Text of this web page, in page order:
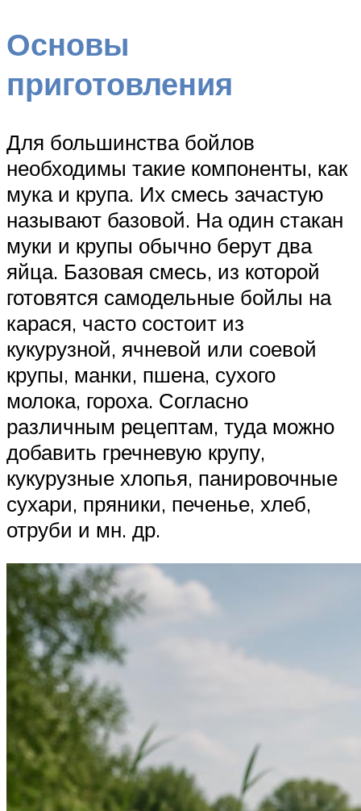
Основы
приготовления
Для большинства бойлов
необходимы такие компоненты, как
мука и крупа. Их смесь зачастую
называют базовой. На один стакан
муки и крупы обычно берут два
яйца. Базовая смесь, из которой
готовятся самодельные бойлы на
карася, часто состоит из
кукурузной, ячневой или соевой
крупы, манки, пшена, сухого
молока, гороха. Согласно
различным рецептам, туда можно
добавить гречневую крупу,
кукурузные хлопья, панировочные
сухари, пряники, печенье, хлеб,
отруби и мн. др.